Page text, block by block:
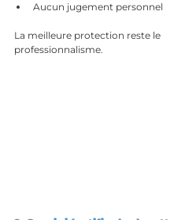
Aucun jugement personnel
La meilleure protection reste le
professionnalisme.